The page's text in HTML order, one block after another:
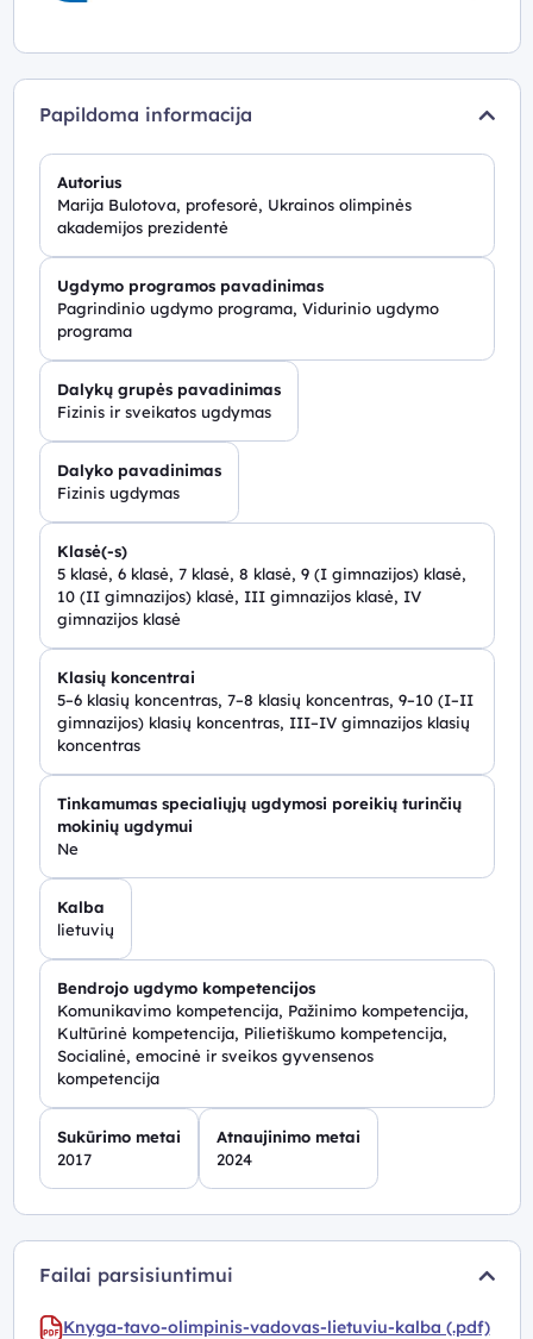
Papildoma informacija
Autorius
Marija Bulotova, profesorė, Ukrainos olimpinės
akademijos prezidentė
Ugdymo programos pavadinimas
Pagrindinio ugdymo programa, Vidurinio ugdymo
programa
Dalykų grupės pavadinimas
Fizinis ir sveikatos ugdymas
Dalyko pavadinimas
Fizinis ugdymas
Klasė(-s)
5 klasė, 6 klasė, 7 klasė, 8 klasė, 9 (I gimnazijos) klasė,
10 (II gimnazijos) klasė, III gimnazijos klasė, IV
gimnazijos klasė
Klasių koncentrai
5–6 klasių koncentras, 7–8 klasių koncentras, 9–10 (I–II
gimnazijos) klasių koncentras, III–IV gimnazijos klasių
koncentras
Tinkamumas specialiųjų ugdymosi poreikių turinčių
mokinių ugdymui
Ne
Kalba
lietuvių
Bendrojo ugdymo kompetencijos
Komunikavimo kompetencija, Pažinimo kompetencija,
Kultūrinė kompetencija, Pilietiškumo kompetencija,
Socialinė, emocinė ir sveikos gyvensenos
kompetencija
Sukūrimo metai
2017
Atnaujinimo metai
2024
Failai parsisiuntimui
Knyga-tavo-olimpinis-vadovas-lietuviu-kalba (.pdf)